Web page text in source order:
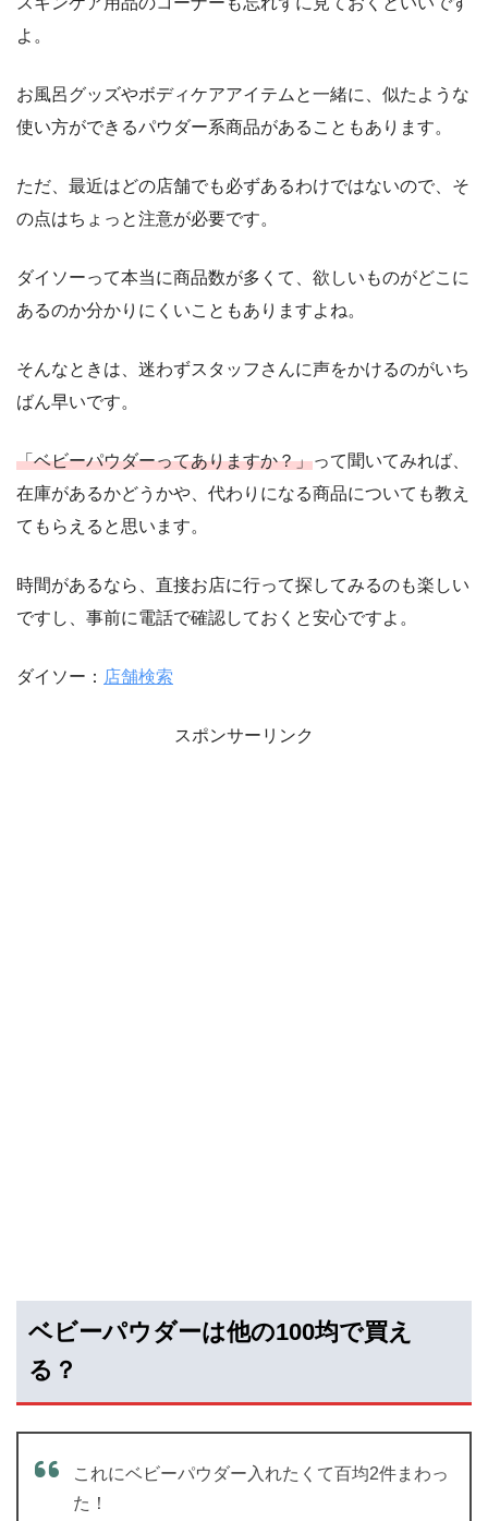
よ。
お風呂グッズやボディケアアイテムと一緒に、似たような
使い方ができるパウダー系商品があることもあります。
ただ、最近はどの店舗でも必ずあるわけではないので、そ
の点はちょっと注意が必要です。
ダイソーって本当に商品数が多くて、欲しいものがどこに
あるのか分かりにくいこともありますよね。
そんなときは、迷わずスタッフさんに声をかけるのがいち
ばん早いです。
「ベビーパウダーってありますか？」って聞いてみれば、
在庫があるかどうかや、代わりになる商品についても教え
てもらえると思います。
時間があるなら、直接お店に行って探してみるのも楽しい
ですし、事前に電話で確認しておくと安心ですよ。
ダイソー： 店舗検索
スポンサーリンク
ベビーパウダーは他の100均で買え
る？
これにベビーパウダー入れたくて百均2件まわっ
た！